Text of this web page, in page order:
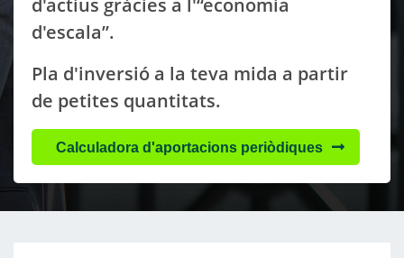
d'actius gràcies a l'“economia
d'escala”.
Pla d'inversió a la teva mida a partir
de petites quantitats.
Calculadora d'aportacions periòdiques